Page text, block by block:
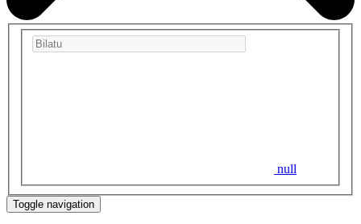
null
Toggle navigation